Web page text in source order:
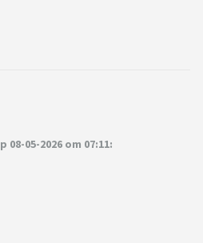
05-2026 om 07:11: